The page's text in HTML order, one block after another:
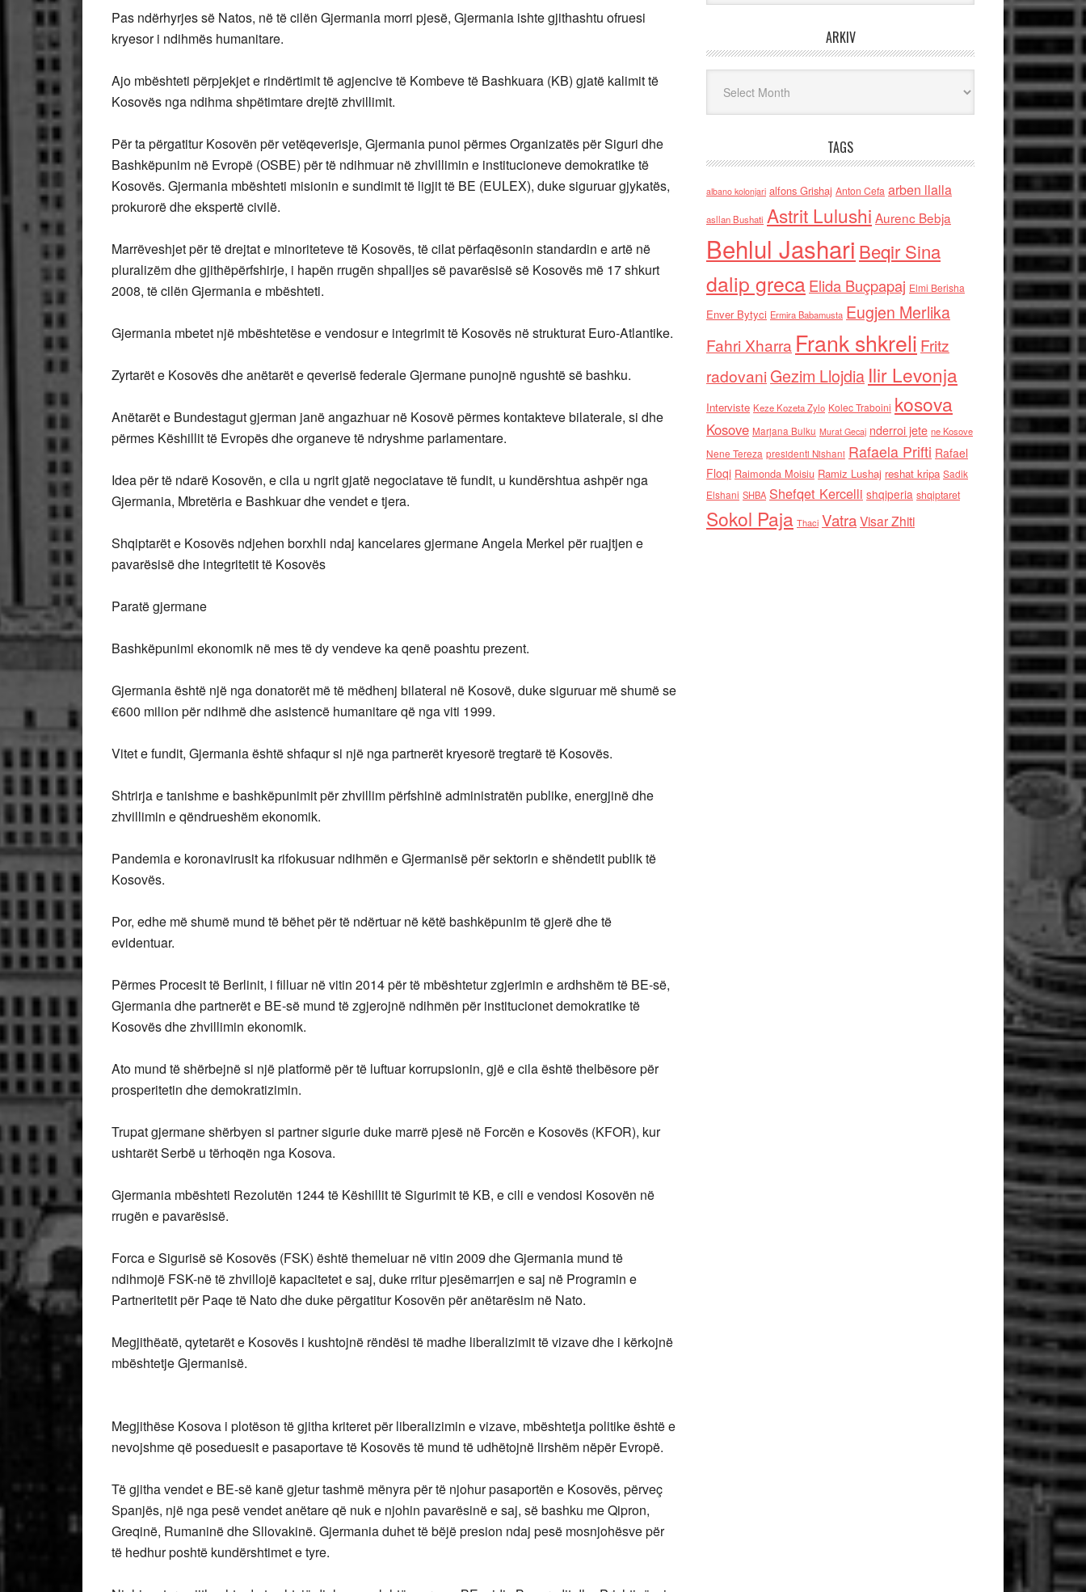
Pas ndërhyrjes së Natos, në të cilën Gjermania morri pjesë, Gjermania ishte gjithashtu ofruesi
kryesor i ndihmës humanitare.
Ajo mbështeti përpjekjet e rindërtimit të agjencive të Kombeve të Bashkuara (KB) gjatë kalimit të
Kosovës nga ndihma shpëtimtare drejtë zhvillimit.
Për ta përgatitur Kosovën për vetëqeverisje, Gjermania punoi përmes Organizatës për Siguri dhe
Bashkëpunim në Evropë (OSBE) për të ndihmuar në zhvillimin e institucioneve demokratike të
Kosovës. Gjermania mbështeti misionin e sundimit të ligjit të BE (EULEX), duke siguruar gjykatës,
prokurorë dhe ekspertë civilë.
Marrëveshjet për të drejtat e minoriteteve të Kosovës, të cilat përfaqësonin standardin e artë në
pluralizëm dhe gjithëpërfshirje, i hapën rrugën shpalljes së pavarësisë së Kosovës më 17 shkurt
2008, të cilën Gjermania e mbështeti.
Gjermania mbetet një mbështetëse e vendosur e integrimit të Kosovës në strukturat Euro-Atlantike.
Zyrtarët e Kosovës dhe anëtarët e qeverisë federale Gjermane punojnë ngushtë së bashku.
Anëtarët e Bundestagut gjerman janë angazhuar në Kosovë përmes kontakteve bilaterale, si dhe
përmes Këshillit të Evropës dhe organeve të ndryshme parlamentare.
Idea për të ndarë Kosovën, e cila u ngrit gjatë negociatave të fundit, u kundërshtua ashpër nga
Gjermania, Mbretëria e Bashkuar dhe vendet e tjera.
Shqiptarët e Kosovës ndjehen borxhli ndaj kancelares gjermane Angela Merkel për ruajtjen e
pavarësisë dhe integritetit të Kosovës
Paratë gjermane
Bashkëpunimi ekonomik në mes të dy vendeve ka qenë poashtu prezent.
Gjermania është një nga donatorët më të mëdhenj bilateral në Kosovë, duke siguruar më shumë se
€600 milion për ndihmë dhe asistencë humanitare që nga viti 1999.
Vitet e fundit, Gjermania është shfaqur si një nga partnerët kryesorë tregtarë të Kosovës.
Shtrirja e tanishme e bashkëpunimit për zhvillim përfshinë administratën publike, energjinë dhe
zhvillimin e qëndrueshëm ekonomik.
Pandemia e koronavirusit ka rifokusuar ndihmën e Gjermanisë për sektorin e shëndetit publik të
Kosovës.
Por, edhe më shumë mund të bëhet për të ndërtuar në këtë bashkëpunim të gjerë dhe të
evidentuar.
Përmes Procesit të Berlinit, i filluar në vitin 2014 për të mbështetur zgjerimin e ardhshëm të BE-së,
Gjermania dhe partnerët e BE-së mund të zgjerojnë ndihmën për institucionet demokratike të
Kosovës dhe zhvillimin ekonomik.
Ato mund të shërbejnë si një platformë për të luftuar korrupsionin, gjë e cila është thelbësore për
prosperitetin dhe demokratizimin.
Trupat gjermane shërbyen si partner sigurie duke marrë pjesë në Forcën e Kosovës (KFOR), kur
ushtarët Serbë u tërhoqën nga Kosova.
Gjermania mbështeti Rezolutën 1244 të Këshillit të Sigurimit të KB, e cili e vendosi Kosovën në
rrugën e pavarësisë.
Forca e Sigurisë së Kosovës (FSK) është themeluar në vitin 2009 dhe Gjermania mund të
ndihmojë FSK-në të zhvillojë kapacitetet e saj, duke rritur pjesëmarrjen e saj në Programin e
Partneritetit për Paqe të Nato dhe duke përgatitur Kosovën për anëtarësim në Nato.
Megjithëatë, qytetarët e Kosovës i kushtojnë rëndësi të madhe liberalizimit të vizave dhe i kërkojnë
mbështetje Gjermanisë.
Megjithëse Kosova i plotëson të gjitha kriteret për liberalizimin e vizave, mbështetja politike është e
nevojshme që poseduesit e pasaportave të Kosovës të mund të udhëtojnë lirshëm nëpër Evropë.
Të gjitha vendet e BE-së kanë gjetur tashmë mënyra për të njohur pasaportën e Kosovës, përveç
Spanjës, një nga pesë vendet anëtare që nuk e njohin pavarësinë e saj, së bashku me Qipron,
Greqinë, Rumaninë dhe Sllovakinë. Gjermania duhet të bëjë presion ndaj pesë mosnjohësve për
të hedhur poshtë kundërshtimet e tyre.
ARKIV
TAGS
albano kolonjari alfons Grishaj Anton Cefa arben llalla
asllan Bushati Astrit Lulushi Aurenc Bebja
Behlul Jashari Beqir Sina
dalip grecaElida Buçpapaj Elmi Berisha
Enver Bytyci Ermira Babamusta Eugjen Merlika
Fahri Xharra Frank shkreli Fritz
radovaniGezim Llojdia Ilir Levonja
Interviste Keze Kozeta Zylo Kolec Traboini kosova
Kosove Marjana Bulku Murat Gecaj nderroi jete ne Kosove
Nene Tereza presidenti Nishani Rafaela Prifti Rafael
Floqi Raimonda Moisiu Ramiz Lushaj reshat kripa Sadik
Elshani SHBA Shefqet Kercelli shqiperia shqiptaret
Sokol Paja Thaci VatraVisar Zhiti